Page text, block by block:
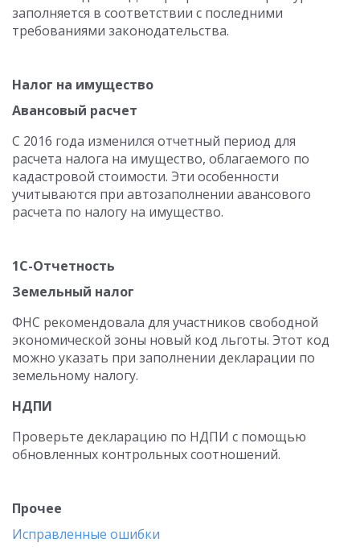
заполняется в соответствии с последними
требованиями законодательства.
Налог на имущество
Авансовый расчет
С 2016 года изменился отчетный период для
расчета налога на имущество, облагаемого по
кадастровой стоимости. Эти особенности
учитываются при автозаполнении авансового
расчета по налогу на имущество.
1С-Отчетность
Земельный налог
ФНС рекомендовала для участников свободной
экономической зоны новый код льготы. Этот код
можно указать при заполнении декларации по
земельному налогу.
НДПИ
Проверьте декларацию по НДПИ с помощью
обновленных контрольных соотношений.
Прочее
Исправленные ошибки